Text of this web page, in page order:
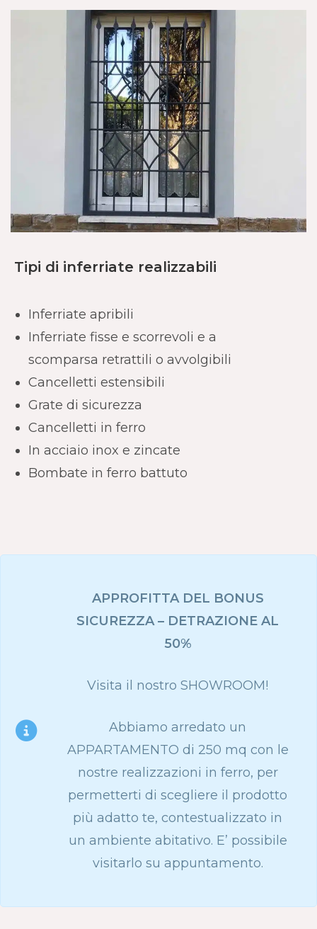
Tipi di inferriate realizzabili
Inferriate apribili
Inferriate fisse e scorrevoli e a
scomparsa retrattili o avvolgibili
Cancelletti estensibili
Grate di sicurezza
Cancelletti in ferro
In acciaio inox e zincate
Bombate in ferro battuto
APPROFITTA DEL BONUS
SICUREZZA – DETRAZIONE AL
50%
Visita il nostro SHOWROOM!
Abbiamo arredato un
APPARTAMENTO di 250 mq con le
nostre realizzazioni in ferro, per
permetterti di scegliere il prodotto
più adatto te, contestualizzato in
un ambiente abitativo. E’ possibile
visitarlo su appuntamento.